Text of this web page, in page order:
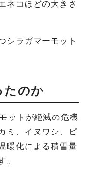
ネコほどの大きさ
シラガマーモット
たのか
ットが絶滅の危機
ミ、イヌワシ、ピ
暖化による積雪量
。